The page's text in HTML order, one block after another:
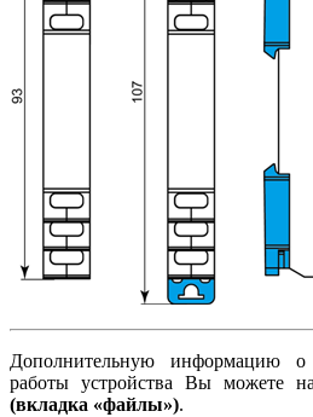
Дополнительную информацию
работы устройства Вы можете
(вкладка «файлы»).